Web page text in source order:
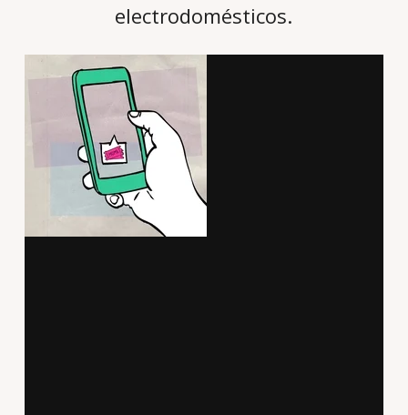
electrodomésticos.